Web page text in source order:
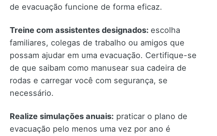
de evacuação funcione de forma eficaz.
Treine com assistentes designados: escolha
familiares, colegas de trabalho ou amigos que
possam ajudar em uma evacuação. Certifique-se
de que saibam como manusear sua cadeira de
rodas e carregar você com segurança, se
necessário.
Realize simulações anuais: praticar o plano de
evacuação pelo menos uma vez por ano é